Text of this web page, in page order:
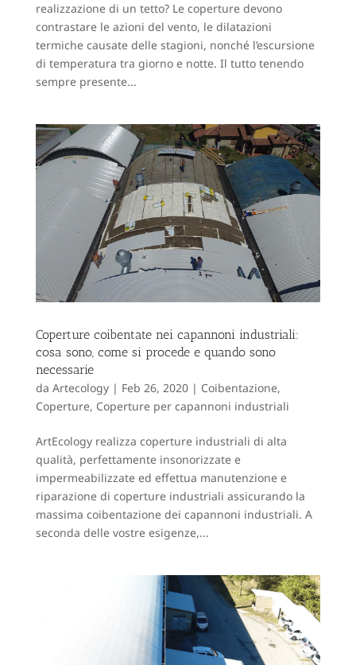
realizzazione di un tetto? Le coperture devono
contrastare le azioni del vento, le dilatazioni
termiche causate delle stagioni, nonché l’escursione
di temperatura tra giorno e notte. Il tutto tenendo
sempre presente...
Coperture coibentate nei capannoni industriali:
cosa sono, come si procede e quando sono
necessarie
da Artecology| Feb 26, 2020| Coibentazione,
Coperture, Coperture per capannoni industriali
ArtEcology realizza coperture industriali di alta
qualità, perfettamente insonorizzate e
impermeabilizzate ed effettua manutenzione e
riparazione di coperture industriali assicurando la
massima coibentazione dei capannoni industriali. A
seconda delle vostre esigenze,...